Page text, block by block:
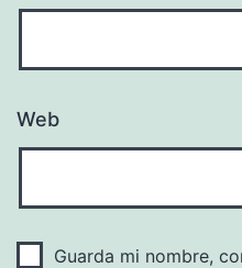
Web
Guarda mi nombre,